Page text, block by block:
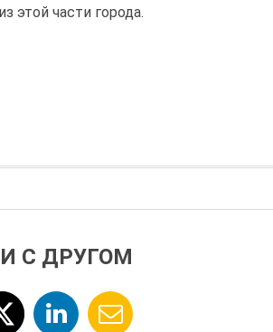
этой части города.
С ДРУГОМ